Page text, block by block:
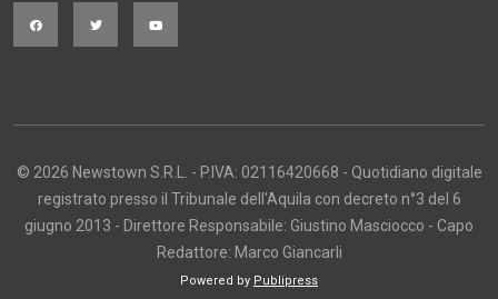
© 2026 Newstown S.R.L. - P.IVA: 02116420668 - Quotidiano digitale
registrato presso il Tribunale dell'Aquila con decreto n°3 del 6
giugno 2013 - Direttore Responsabile: Giustino Masciocco - Capo
Redattore: Marco Giancarli
Powered by Publipress